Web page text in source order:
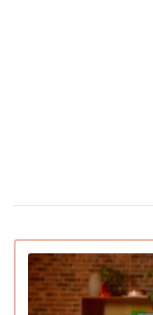
15
16 грудня 16:22
Pantone
символізує спокій
15 грудня 14:31
Deep